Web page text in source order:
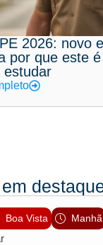
2026: novo
por que este
estudar
Boa Vista Manhã